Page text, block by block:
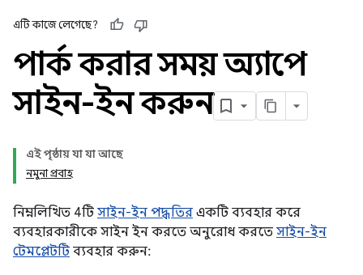
এটি কাজে লেগেছে?
পার্ক করার সময় অ্যাপে
সাইন-ইন করুন
এই পৃষ্ঠায় যা যা আছে
নমুনা প্রবাহ
নিম্নলিখিত 4টি সাইন-ইন পদ্ধতির একটি ব্যবহার করে
ব্যবহারকারীকে সাইন ইন করতে অনুরোধ করতে সাইন-ইন
টেমপ্লেটটি ব্যবহার করুন: